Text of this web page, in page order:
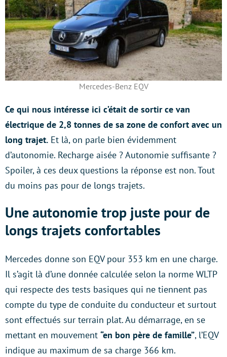
Mercedes-Benz EQV
Ce qui nous intéresse ici c’était de sortir ce van
électrique de 2,8 tonnes de sa zone de confort avec un
long trajet. Et là, on parle bien évidemment
d’autonomie. Recharge aisée ? Autonomie suffisante ?
Spoiler, à ces deux questions la réponse est non. Tout
du moins pas pour de longs trajets.
Une autonomie trop juste pour de
longs trajets confortables
Mercedes donne son EQV pour 353 km en une charge.
Il s’agit là d’une donnée calculée selon la norme WLTP
qui respecte des tests basiques qui ne tiennent pas
compte du type de conduite du conducteur et surtout
sont effectués sur terrain plat. Au démarrage, en se
mettant en mouvement “en bon père de famille”, l’EQV
indique au maximum de sa charge 366 km.